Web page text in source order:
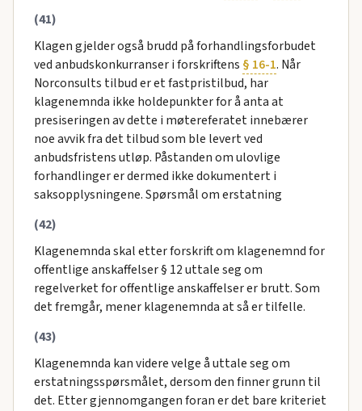
(41)
Klagen gjelder også brudd på forhandlingsforbudet
ved anbudskonkurranser i forskriftens § 16-1. Når
Norconsults tilbud er et fastpristilbud, har
klagenemnda ikke holdepunkter for å anta at
presiseringen av dette i møtereferatet innebærer
noe avvik fra det tilbud som ble levert ved
anbudsfristens utløp. Påstanden om ulovlige
forhandlinger er dermed ikke dokumentert i
saksopplysningene. Spørsmål om erstatning
(42)
Klagenemnda skal etter forskrift om klagenemnd for
offentlige anskaffelser § 12 uttale seg om
regelverket for offentlige anskaffelser er brutt. Som
det fremgår, mener klagenemnda at så er tilfelle.
(43)
Klagenemnda kan videre velge å uttale seg om
erstatningsspørsmålet, dersom den finner grunn til
det. Etter gjennomgangen foran er det bare kriteriet